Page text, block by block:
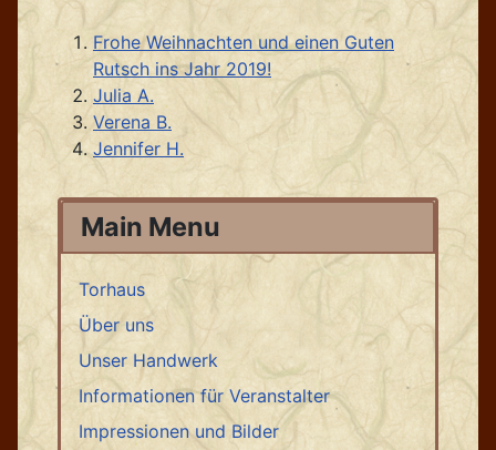
Main Menu
Torhaus
Über uns
Unser Handwerk
Informationen für Veranstalter
Impressionen und Bilder
Frohe Weihnachten und einen Guten
Rutsch ins Jahr 2019!
Julia A.
Verena B.
Jennifer H.